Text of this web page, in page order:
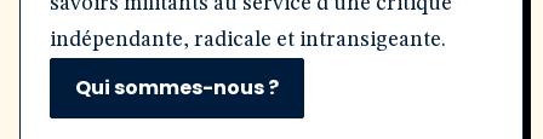
indépendante, radicale et intransigeante.
Qui sommes-nous ?